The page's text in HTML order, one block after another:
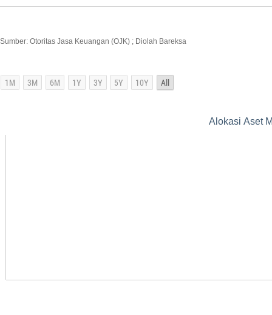
Sumber: Otoritas Jasa Keuangan (OJK) ; Diolah Bareksa
Alokasi Aset